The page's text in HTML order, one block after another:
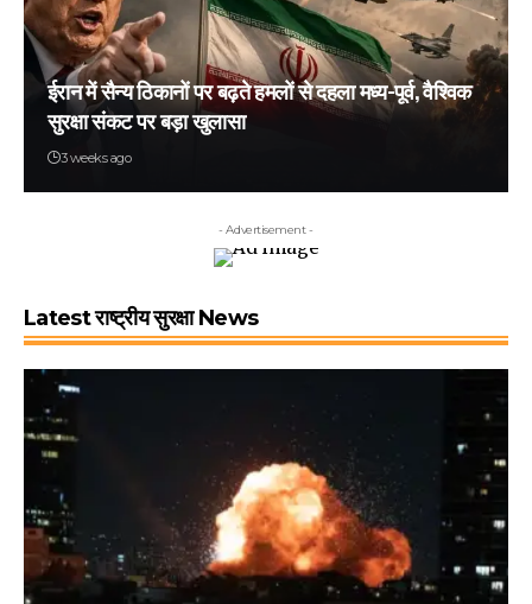
ईरान में सैन्य ठिकानों पर बढ़ते हमलों से दहला मध्य-पूर्व, वैश्विक
सुरक्षा संकट पर बड़ा खुलासा
3 weeks ago
- Advertisement -
Latest राष्ट्रीय सुरक्षा News